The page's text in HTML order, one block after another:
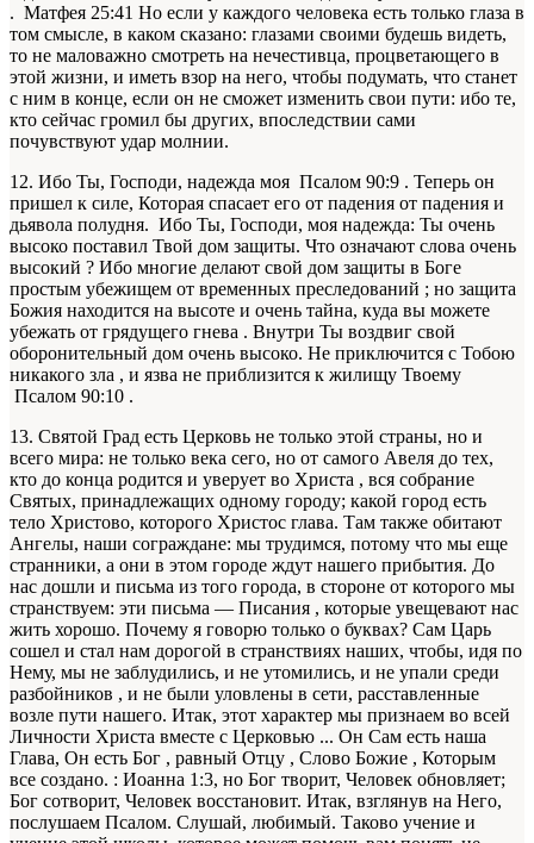
. Матфея 25:41 Но если у каждого человека есть только глаза в
том смысле, в каком сказано: глазами своими будешь видеть,
то не маловажно смотреть на нечестивца, процветающего в
этой жизни, и иметь взор на него, чтобы подумать, что станет
с ним в конце, если он не сможет изменить свои пути: ибо те,
кто сейчас громил бы других, впоследствии сами
почувствуют удар молнии.
12. Ибо Ты, Господи, надежда моя Псалом 90:9 . Теперь он
пришел к силе, Которая спасает его от падения от падения и
дьявола полудня. Ибо Ты, Господи, моя надежда: Ты очень
высоко поставил Твой дом защиты. Что означают слова очень
высокий ? Ибо многие делают свой дом защиты в Боге
простым убежищем от временных преследований ; но защита
Божия находится на высоте и очень тайна, куда вы можете
убежать от грядущего гнева . Внутри Ты воздвиг свой
оборонительный дом очень высоко. Не приключится с Тобою
никакого зла , и язва не приблизится к жилищу Твоему
Псалом 90:10 .
13. Святой Град есть Церковь не только этой страны, но и
всего мира: не только века сего, но от самого Авеля до тех,
кто до конца родится и уверует во Христа , вся собрание
Святых, принадлежащих одному городу; какой город есть
тело Христово, которого Христос глава. Там также обитают
Ангелы, наши сограждане: мы трудимся, потому что мы еще
странники, а они в этом городе ждут нашего прибытия. До
нас дошли и письма из того города, в стороне от которого мы
странствуем: эти письма — Писания , которые увещевают нас
жить хорошо. Почему я говорю только о буквах? Сам Царь
сошел и стал нам дорогой в странствиях наших, чтобы, идя по
Нему, мы не заблудились, и не утомились, и не упали среди
разбойников , и не были уловлены в сети, расставленные
возле пути нашего. Итак, этот характер мы признаем во всей
Личности Христа вместе с Церковью ... Он Сам есть наша
Глава, Он есть Бог , равный Отцу , Слово Божие , Которым
все создано. : Иоанна 1:3, но Бог творит, Человек обновляет;
Бог сотворит, Человек восстановит. Итак, взглянув на Него,
послушаем Псалом. Слушай, любимый. Таково учение и